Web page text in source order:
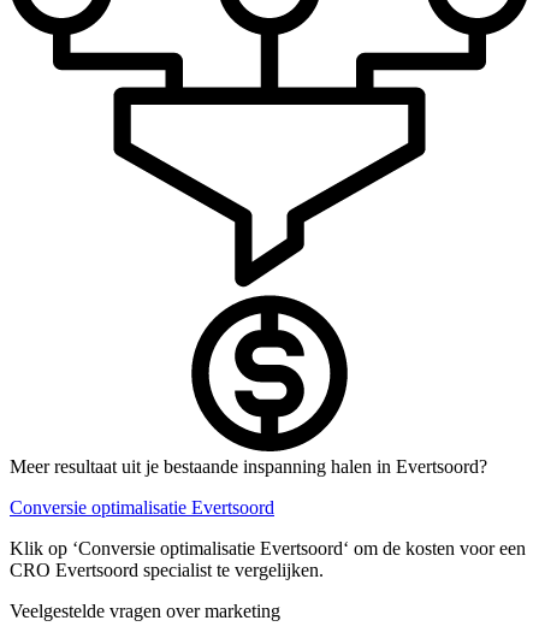
Meer resultaat uit je bestaande inspanning halen in Evertsoord?
Conversie optimalisatie Evertsoord
Klik op ‘Conversie optimalisatie Evertsoord‘ om de kosten voor een
CRO Evertsoord specialist te vergelijken.
Veelgestelde vragen over marketing